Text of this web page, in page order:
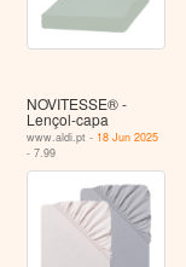
NOVITESSE® -
Lençol-capa
www.aldi.pt - 18 Jun 2025
- 7.99